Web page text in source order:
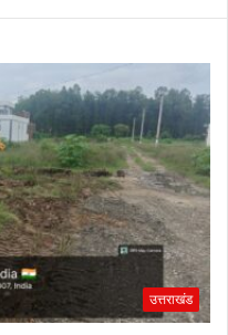
उत्तराखंड